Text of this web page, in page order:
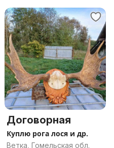
Договорная
Куплю рога лося и др.
Ветка, Гомельская обл.